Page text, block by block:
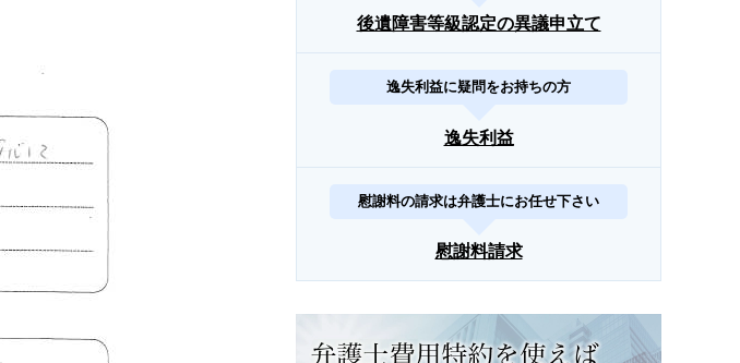
後遺障害等級認定の異議申立て
逸失利益に疑問をお持ちの方
逸失利益
慰謝料の請求は弁護士にお任せ下さい
慰謝料請求